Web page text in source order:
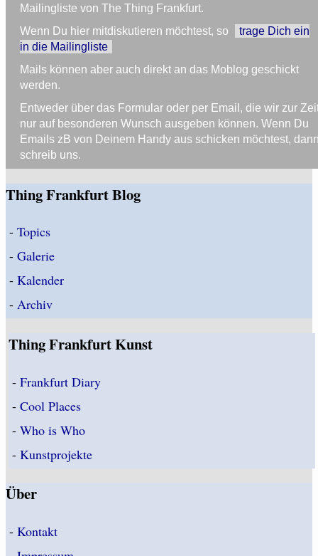
Mailingliste von The Thing Frankfurt.
Wenn Du hier mitdiskutieren möchtest, so
trage Dich ein
in die Mailingliste
Mails können aber auch direkt an das Moblog geschickt
werden.
Entweder über das Formular oder per Email, die wir zur
nur auf besonderen Wunsch ausgeben können. Wenn Du
Emails zB von Deinem Handy aus schicken möchtest,
schreib uns.
Thing Frankfurt Blog
- Topics
- Galerie
- Kalender
- Archiv
Thing Frankfurt Kunst
-Frankfurt Diary
-Cool Places
-Who is Who
-Kunstprojekte
Über
- Kontakt